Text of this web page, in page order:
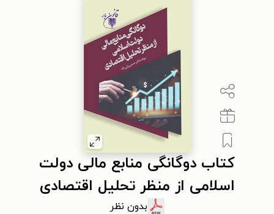
کتاب دوگانگی منابع مالی دولت
اسلامی از منظر تحلیل اقتصادی
بدون نظر